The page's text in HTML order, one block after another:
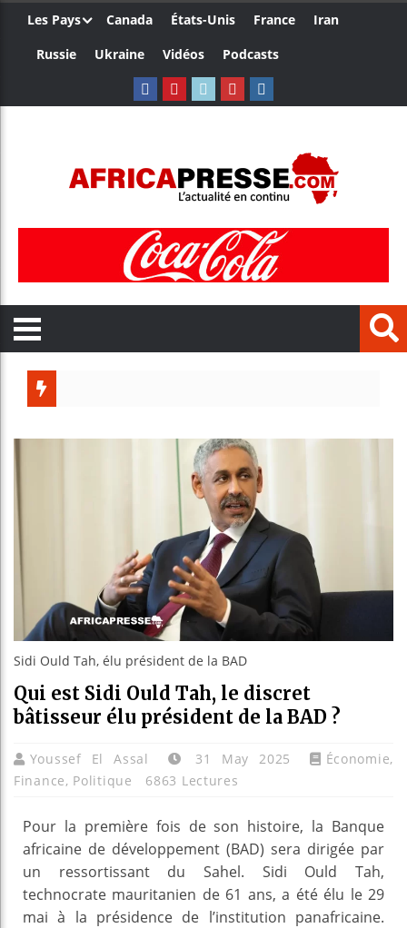
Les Pays Canada États-Unis France
Iran
Russie
Ukraine Vidéos Podcasts
Sidi Ould Tah, élu président de la BAD
Qui est Sidi Ould Tah, le discret
bâtisseur élu président de la BAD ?
Youssef El Assal 31 May 2025 Économie,
Finance, Politique 6863 Lectures
Pour la première fois de son histoire, la Banque
africaine de développement (BAD) sera dirigée par
un ressortissant du Sahel. Sidi Ould Tah,
technocrate mauritanien de 61 ans, a été élu le 29
mai à la présidence de l’institution panafricaine.